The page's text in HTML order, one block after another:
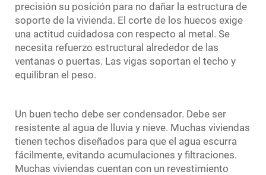
precisión su posición para no dañar la estructura de
soporte de la vivienda. El corte de los huecos exige
una actitud cuidadosa con respecto al metal. Se
necesita refuerzo estructural alrededor de las
ventanas o puertas. Las vigas soportan el techo y
equilibran el peso.
Un buen techo debe ser condensador. Debe ser
resistente al agua de lluvia y nieve. Muchas viviendas
tienen techos diseñados para que el agua escurra
fácilmente, evitando acumulaciones y filtraciones.
Muchas viviendas cuentan con un revestimiento